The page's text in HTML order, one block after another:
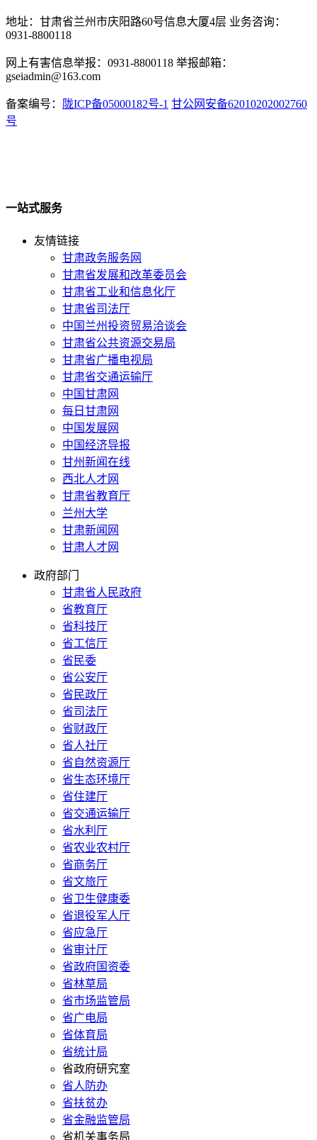
地址：甘肃省兰州市庆阳路60号信息大厦4层 业务咨询：
0931-8800118
网上有害信息举报：0931-8800118 举报邮箱：
gseiadmin@163.com
备案编号： 陇ICP备05000182号-1 甘公网安备62010202002760
号
一站式服务
友情链接
甘肃政务服务网
甘肃省发展和改革委员会
甘肃省工业和信息化厅
甘肃省司法厅
中国兰州投资贸易洽谈会
甘肃省公共资源交易局
甘肃省广播电视局
甘肃省交通运输厅
中国甘肃网
每日甘肃网
中国发展网
中国经济导报
甘州新闻在线
西北人才网
甘肃省教育厅
兰州大学
甘肃新闻网
甘肃人才网
政府部门
甘肃省人民政府
省教育厅
省科技厅
省工信厅
省民委
省公安厅
省民政厅
省司法厅
省财政厅
省人社厅
省自然资源厅
省生态环境厅
省住建厅
省交通运输厅
省水利厅
省农业农村厅
省商务厅
省文旅厅
省卫生健康委
省退役军人厅
省应急厅
省审计厅
省政府国资委
省林草局
省市场监管局
省广电局
省体育局
省统计局
省政府研究室
省人防办
省扶贫办
省金融监管局
省机关事务局